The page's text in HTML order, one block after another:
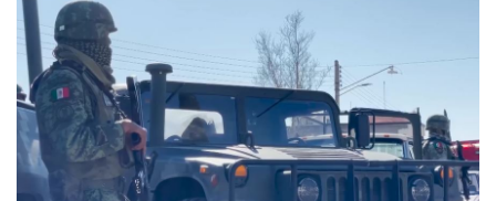
Ana Lilia Rivera señaló que nuestro país se encuentra en un
momento en el que las instituciones de todo tipo no cuentan con la